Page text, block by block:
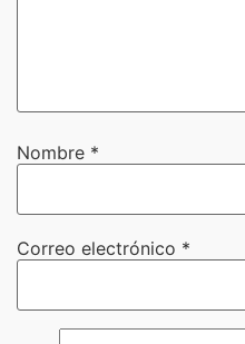
Nombre *
Correo electrónico *